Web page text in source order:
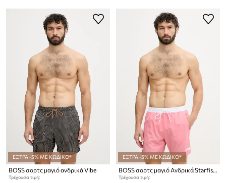
ΕΞΤΡΑ -5% ΜΕ ΚΩΔΙΚΟ*
BOSS σορτς μαγιό ανδρικά Vibe
Τρέχουσα τιμή:
ΕΞΤΡΑ -5% ΜΕ ΚΩΔΙΚΟ*
BOSS σορτς μαγιό Ανδρικά Starfish
Τρέχουσα τιμή: